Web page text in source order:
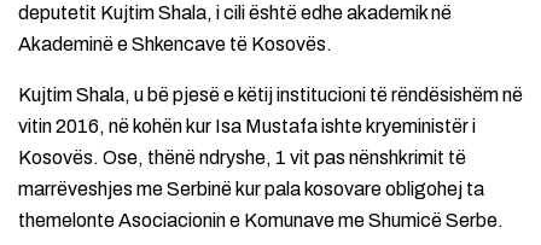
deputetit Kujtim Shala, i cili është edhe akademik në
Akademinë e Shkencave të Kosovës.
Kujtim Shala, u bë pjesë e këtij institucioni të rëndësishëm në
vitin 2016, në kohën kur Isa Mustafa ishte kryeministër i
Kosovës. Ose, thënë ndryshe, 1 vit pas nënshkrimit të
marrëveshjes me Serbinë kur pala kosovare obligohej ta
themelonte Asociacionin e Komunave me Shumicë Serbe.